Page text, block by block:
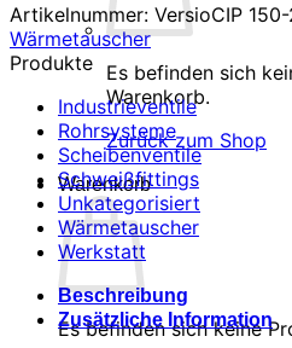
Es befinden sich
Warenkorb.
Zurück zum Shop
Warenkorb
Es befinden sich keine
Artikelnummer: VersioCIP
Wärmetauscher
Produkte
Industrieventile
Rohrsysteme
Scheibenventile
Schweißfittings
Unkategorisiert
Wärmetauscher
Werkstatt
Beschreibung
Zusätzliche Information